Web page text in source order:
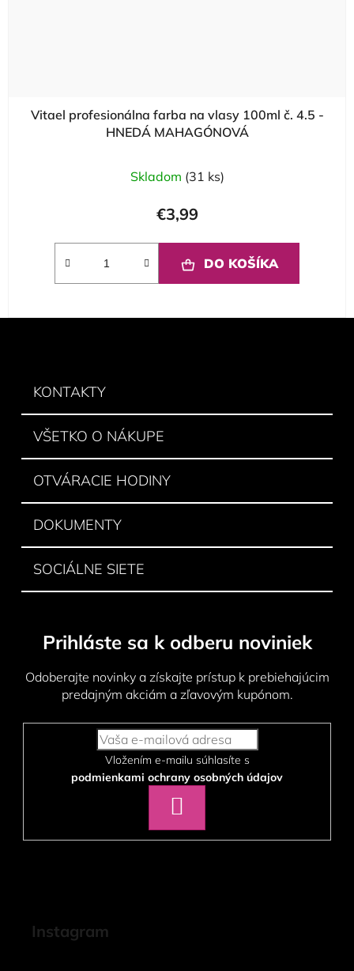
Vitael profesionálna farba na vlasy 100ml č. 4.5 -
HNEDÁ MAHAGÓNOVÁ
Skladom (31 ks)
€3,99
DO KOŠÍKA
KONTAKTY
VŠETKO O NÁKUPE
OTVÁRACIE HODINY
DOKUMENTY
SOCIÁLNE SIETE
Prihláste sa k odberu noviniek
Odoberajte novinky a získajte prístup k prebiehajúcim
predajným akciám a zľavovým kupónom.
podmienkami ochrany osobných údajov
SA
Instagram